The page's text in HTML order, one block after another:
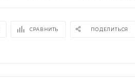
СРАВНИТЬ ПОДЕЛИТЬСЯ